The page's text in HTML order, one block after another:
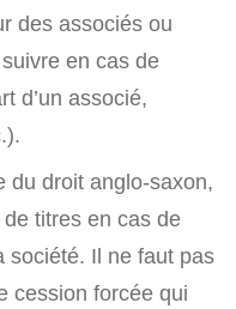
des associés ou
en cas de
d’un associé,
du droit anglo-saxon,
titres en cas de
société. Il ne faut pas
cession forcée qui